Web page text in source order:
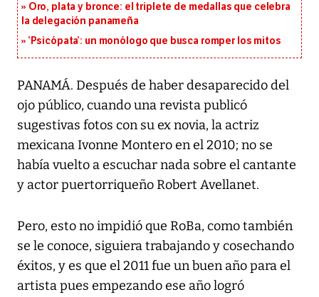
Oro, plata y bronce: el triplete de medallas que celebra
la delegación panameña
‘Psicópata’: un monólogo que busca romper los mitos
PANAMÁ. Después de haber desaparecido del
ojo público, cuando una revista publicó
sugestivas fotos con su ex novia, la actriz
mexicana Ivonne Montero en el 2010; no se
había vuelto a escuchar nada sobre el cantante
y actor puertorriqueño Robert Avellanet.
Pero, esto no impidió que RoBa, como también
se le conoce, siguiera trabajando y cosechando
éxitos, y es que el 2011 fue un buen año para el
artista pues empezando ese año logró